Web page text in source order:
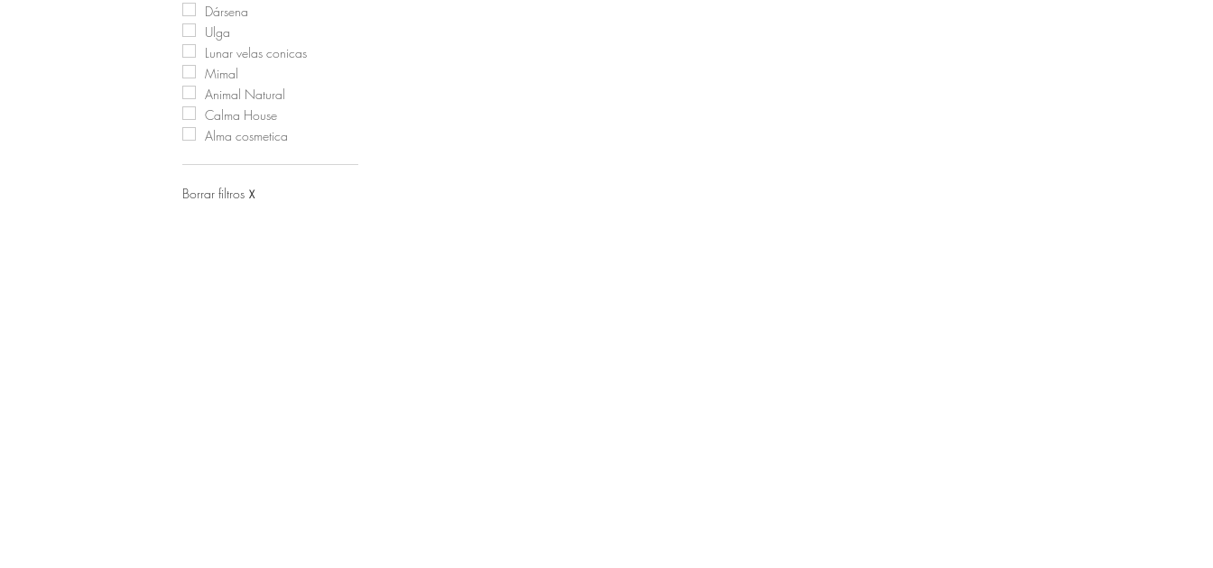
Dársena
Ulga
Lunar velas conicas
Mimal
Animal Natural
Calma House
Alma cosmetica
Borrar filtros X